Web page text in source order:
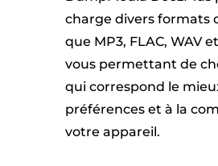
charge divers formats
que MP3, FLAC, WAV
vous permettant de
qui correspond le
préférences et à la
votre appareil.